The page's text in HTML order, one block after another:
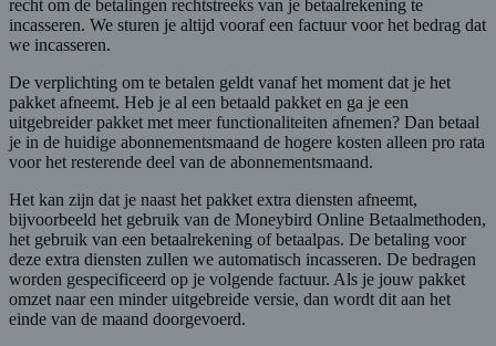
recht om de betalingen rechtstreeks van je betaalrekening te
incasseren. We sturen je altijd vooraf een factuur voor het bedrag dat
we incasseren.
De verplichting om te betalen geldt vanaf het moment dat je het
pakket afneemt. Heb je al een betaald pakket en ga je een
uitgebreider pakket met meer functionaliteiten afnemen? Dan betaal
je in de huidige abonnementsmaand de hogere kosten alleen pro rata
voor het resterende deel van de abonnementsmaand.
Het kan zijn dat je naast het pakket extra diensten afneemt,
bijvoorbeeld het gebruik van de Moneybird Online Betaalmethoden,
het gebruik van een betaalrekening of betaalpas. De betaling voor
deze extra diensten zullen we automatisch incasseren. De bedragen
worden gespecificeerd op je volgende factuur. Als je jouw pakket
omzet naar een minder uitgebreide versie, dan wordt dit aan het
einde van de maand doorgevoerd.